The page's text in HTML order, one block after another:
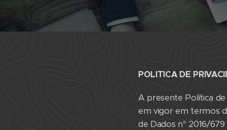
POLITICA DE
A presente Política
em vigor em termos
de Dados n° 2016/